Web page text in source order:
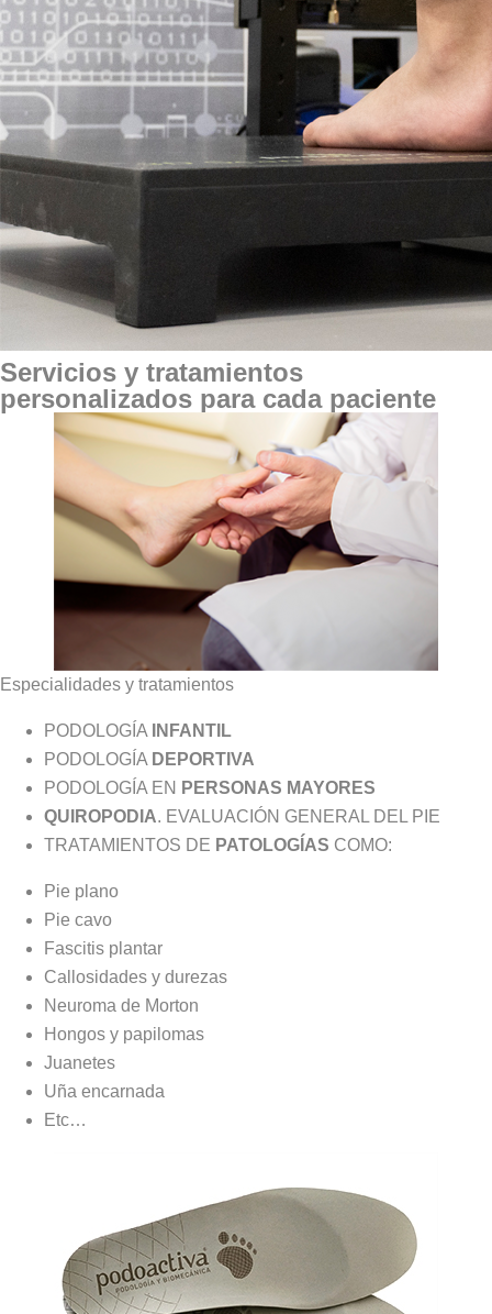
Servicios y tratamientos
personalizados para cada paciente
Especialidades y tratamientos
PODOLOGÍA
INFANTIL
PODOLOGÍA DEPORTIVA
PODOLOGÍA EN PERSONAS MAYORES
QUIROPODIA. EVALUACIÓN GENERAL DEL PIE
TRATAMIENTOS DE PATOLOGÍAS COMO:
Pie plano
Pie cavo
Fascitis plantar
Callosidades y durezas
Neuroma de Morton
Hongos y papilomas
Juanetes
Uña encarnada
Etc…